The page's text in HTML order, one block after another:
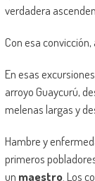
verdadera
Con esa
En esas
arroyo Guaycurú,
melenas largas y
Hambre y
primeros
un maestro. Los